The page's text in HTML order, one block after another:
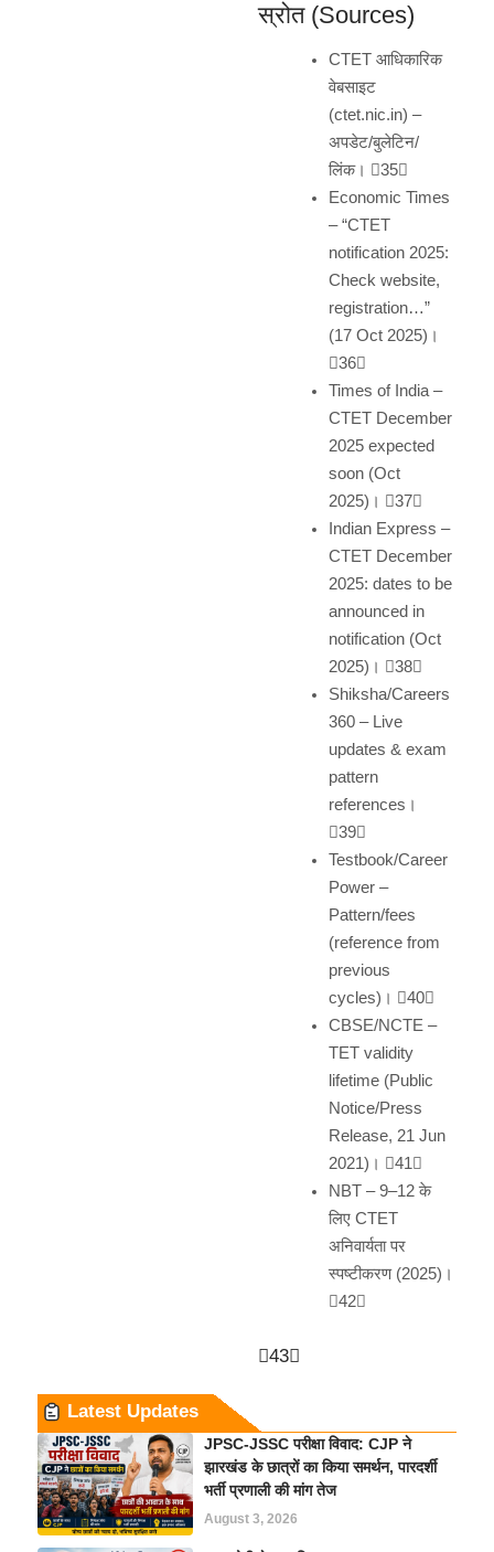
स्रोत (Sources)
CTET आधिकारिक
वेबसाइट
(ctet.nic.in) –
अपडेट/बुलेटिन/
लिंक। 35
Economic Times
– “CTET
notification 2025:
Check website,
registration…”
(17 Oct 2025)।
36
Times of India –
CTET December
2025 expected
soon (Oct
2025)। 37
Indian Express –
CTET December
2025: dates to be
announced in
notification (Oct
2025)। 38
Shiksha/Careers
360 – Live
updates & exam
pattern
references।
39
Testbook/Career
Power –
Pattern/fees
(reference from
previous
cycles)। 40
CBSE/NCTE –
TET validity
lifetime (Public
Notice/Press
Release, 21 Jun
2021)। 41
NBT – 9–12 के
लिए CTET
अनिवार्यता पर
स्पष्टीकरण (2025)।
42
43
Latest Updates
JPSC-JSSC परीक्षा विवाद: CJP ने
झारखंड के छात्रों का किया समर्थन, पारदर्शी
भर्ती प्रणाली की मांग तेज
August 3, 2026